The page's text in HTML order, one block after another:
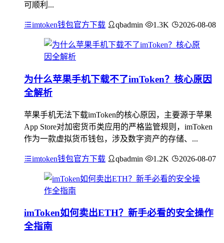
可顺利...
imtoken钱包官方下载 qbadmin 1.3K 2026-08-08
为什么苹果手机下载不了imToken？核心原因
全解析
苹果手机无法下载imToken的核心原因，主要源于苹果
App Store对加密货币类应用的严格监管规则，imToken
作为一款虚拟货币钱包，涉及数字资产的存储、...
imtoken钱包官方下载 qbadmin 1.2K 2026-08-07
imToken如何卖出ETH？新手必看的安全操作
全指南